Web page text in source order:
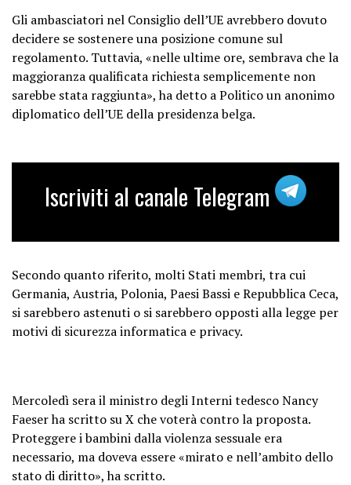
Gli ambasciatori nel Consiglio dell’UE avrebbero dovuto
decidere se sostenere una posizione comune sul
regolamento. Tuttavia, «nelle ultime ore, sembrava che la
maggioranza qualificata richiesta semplicemente non
sarebbe stata raggiunta», ha detto a Politico un anonimo
diplomatico dell’UE della presidenza belga.
Iscriviti al canale Telegram
Secondo quanto riferito, molti Stati membri, tra cui
Germania, Austria, Polonia, Paesi Bassi e Repubblica Ceca,
si sarebbero astenuti o si sarebbero opposti alla legge per
motivi di sicurezza informatica e privacy.
Mercoledì sera il ministro degli Interni tedesco Nancy
Faeser ha scritto su X che voterà contro la proposta.
Proteggere i bambini dalla violenza sessuale era
necessario, ma doveva essere «mirato e nell’ambito dello
stato di diritto», ha scritto.